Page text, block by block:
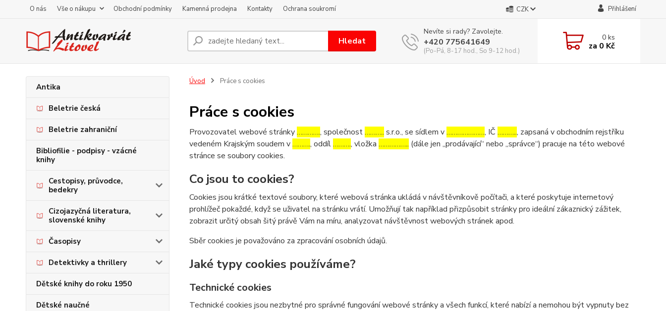
O nás Vše o nákupu Obchodní podmínky Kamenná prodejna Kontakty Ochrana soukromí CZK Přihlášení
Hledat
Nevíte si rady? Zavolejte.
+420 775641649
(Po-Pá, 8-17 hod., So 9-12 hod.)
0ks
za 0 Kč
Antika
Beletrie česká
Beletrie zahraniční
Bibliofilie - podpisy - vzácné
knihy
Cestopisy, průvodce,
bedekry
Cizojazyčná literatura,
slovenské knihy
Časopisy
Detektivky a thrillery
Dětské knihy do roku 1950
Dětské naučné
Úvod Práce s cookies
Práce s cookies
Provozovatel webové stránky…………., společnost……….. s.r.o., se sídlem v…………………, IČ ……….., zapsaná v obchodním rejstříku
vedeném Krajským soudem v………., oddíl………., vložka …………….. (dále jen „prodávající“ nebo „správce“) pracuje na této webové
stránce se soubory cookies.
Co jsou to cookies?
Cookies jsou krátké textové soubory, které webová stránka ukládá v návštěvníkově počítači, a které poskytuje internetový
prohlížeč pokaždé, když se uživatel na stránku vrátí. Umožňují tak například přizpůsobit stránky pro ideální zákaznický zážitek,
zobrazit určitý obsah šitý právě Vám na míru, analyzovat návštěvnost webových stránek apod.
Sběr cookies je považováno za zpracování osobních údajů.
Jaké typy cookies používáme?
Technické cookies
Technické cookies jsou nezbytné pro správné fungování webové stránky a všech funkcí, které nabízí a nemohou být vypnuty bez